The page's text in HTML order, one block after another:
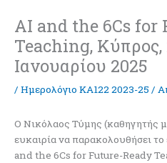
AI and the 6Cs for
Teaching, Κύπρος,
Ιανουαρίου 2025
/ Ημερολόγιο ΚΑ122 2023-25 /
Ο Νικόλαος Τύμης (καθηγητής
ευκαιρία να παρακολουθήσει
and the 6Cs for Future-Ready